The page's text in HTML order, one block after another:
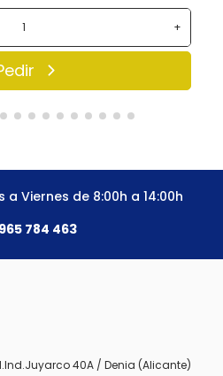
+
a Viernes de 8:00h a 14:00h
965 784 463
40A / Denia (Alicante)